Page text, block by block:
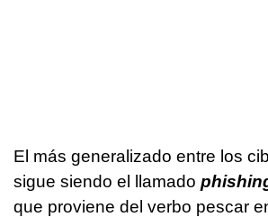
El más generalizado entre los
sigue siendo el llamado
que proviene del verbo pescar